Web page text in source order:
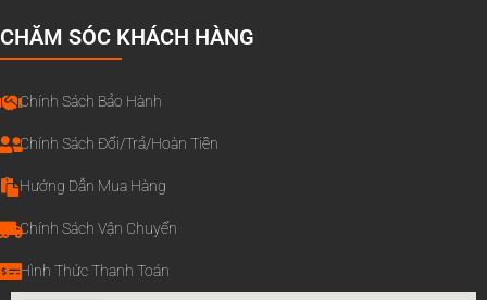
CHĂM SÓC KHÁCH HÀNG
Chính Sách Bảo Hành
Chính Sách Đổi/Trả/Hoàn Tiền
Hướng Dẫn Mua Hàng
Chính Sách Vận Chuyển
Hình Thức Thanh Toán